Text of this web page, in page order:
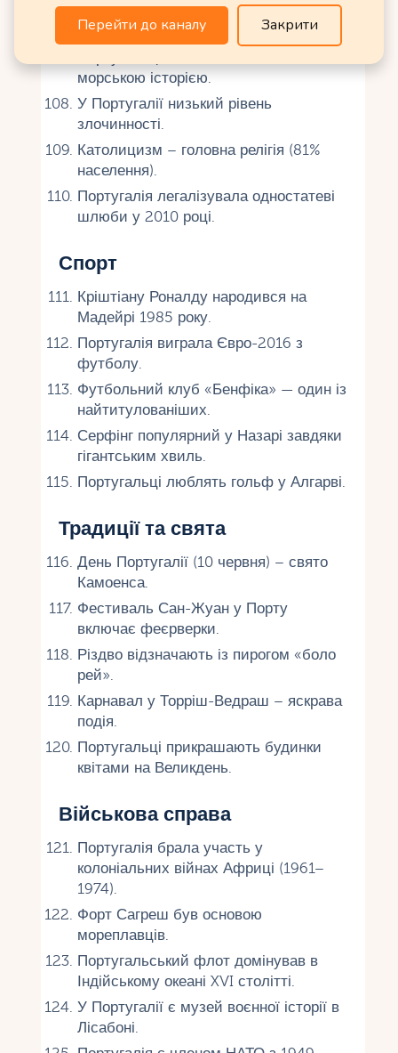
країн світу.
Освіта безкоштовна до 18 років.
морською історією.
У Португалії низький рівень
злочинності.
Католицизм – головна релігія (81%
населення).
Португалія легалізувала одностатеві
шлюби у 2010 році.
Спорт
Кріштіану Роналду народився на
Мадейрі 1985 року.
Португалія виграла Євро-2016 з
футболу.
Футбольний клуб «Бенфіка» — один із
найтитулованіших.
Серфінг популярний у Назарі завдяки
гігантським хвиль.
Португальці люблять гольф у Алгарві.
Традиції та свята
День Португалії (10 червня) – свято
Камоенса.
Фестиваль Сан-Жуан у Порту
включає феєрверки.
Різдво відзначають із пирогом «боло
рей».
Карнавал у Торріш-Ведраш – яскрава
подія.
Португальці прикрашають будинки
квітами на Великдень.
Військова справа
Португалія брала участь у
колоніальних війнах Африці (1961–
1974).
Форт Сагреш був основою
мореплавців.
Португальський флот домінував в
Індійському океані XVI столітті.
У Португалії є музей воєнної історії в
Лісабоні.
Перейти до каналу Закрити